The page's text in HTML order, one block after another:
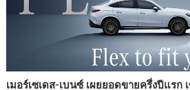
เมอร์เซเดส-เบนซ์ เผยยอดขายครึ่งปีแรก